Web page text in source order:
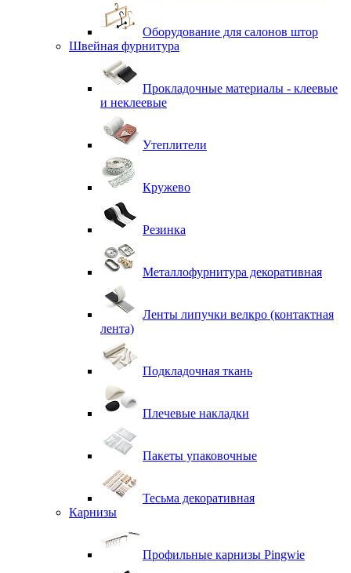
Оборудование для салонов штор
Швейная фурнитура
Прокладочные материалы - клеевые
и неклеевые
Утеплители
Кружево
Резинка
Металлофурнитура декоративная
Ленты липучки велкро (контактная
лента)
Подкладочная ткань
Плечевые накладки
Пакеты упаковочные
Тесьма декоративная
Карнизы
Профильные карнизы Pingwie